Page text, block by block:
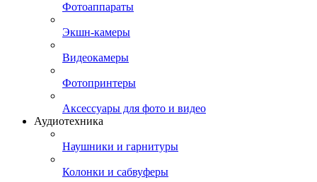
Фотоаппараты
Экшн-камеры
Видеокамеры
Фотопринтеры
Аксессуары для фото и видео
Аудиотехника
Наушники и гарнитуры
Колонки и сабвуферы